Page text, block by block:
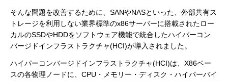
そんな問題を改善するために、SANやNASといった、外部共有ス
トレージを利用しない業界標準のx86サーバーに搭載されたロー
カルのSSDやHDDをソフトウェア機能で統合したハイパーコン
バージドインフラストラクチャ(HCI)が導入されました。
ハイパーコンバージドインフラストラクチャ(HCI)は、X86ベー
スの各物理ノードに、CPU・メモリー・ディスク・ハイパーバイ